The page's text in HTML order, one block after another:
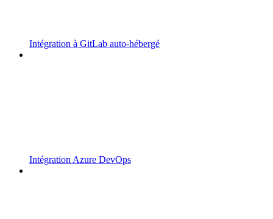
Intégration à GitLab auto-hébergé
Intégration Azure DevOps